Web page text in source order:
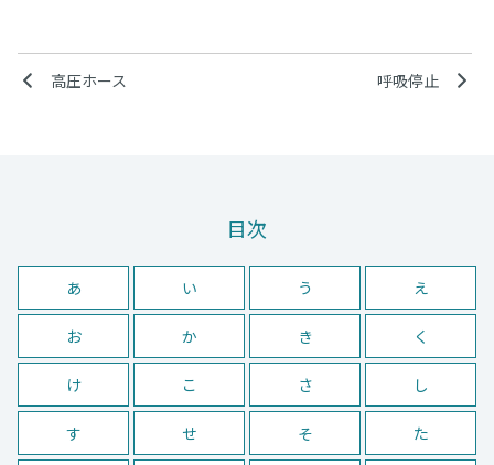
高圧ホース 呼吸停止
目次
あ い う え
お か き く
け こ さ し
す せ そ た